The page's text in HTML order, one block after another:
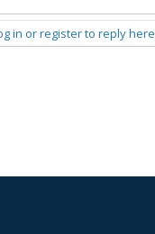
in or register to reply here.